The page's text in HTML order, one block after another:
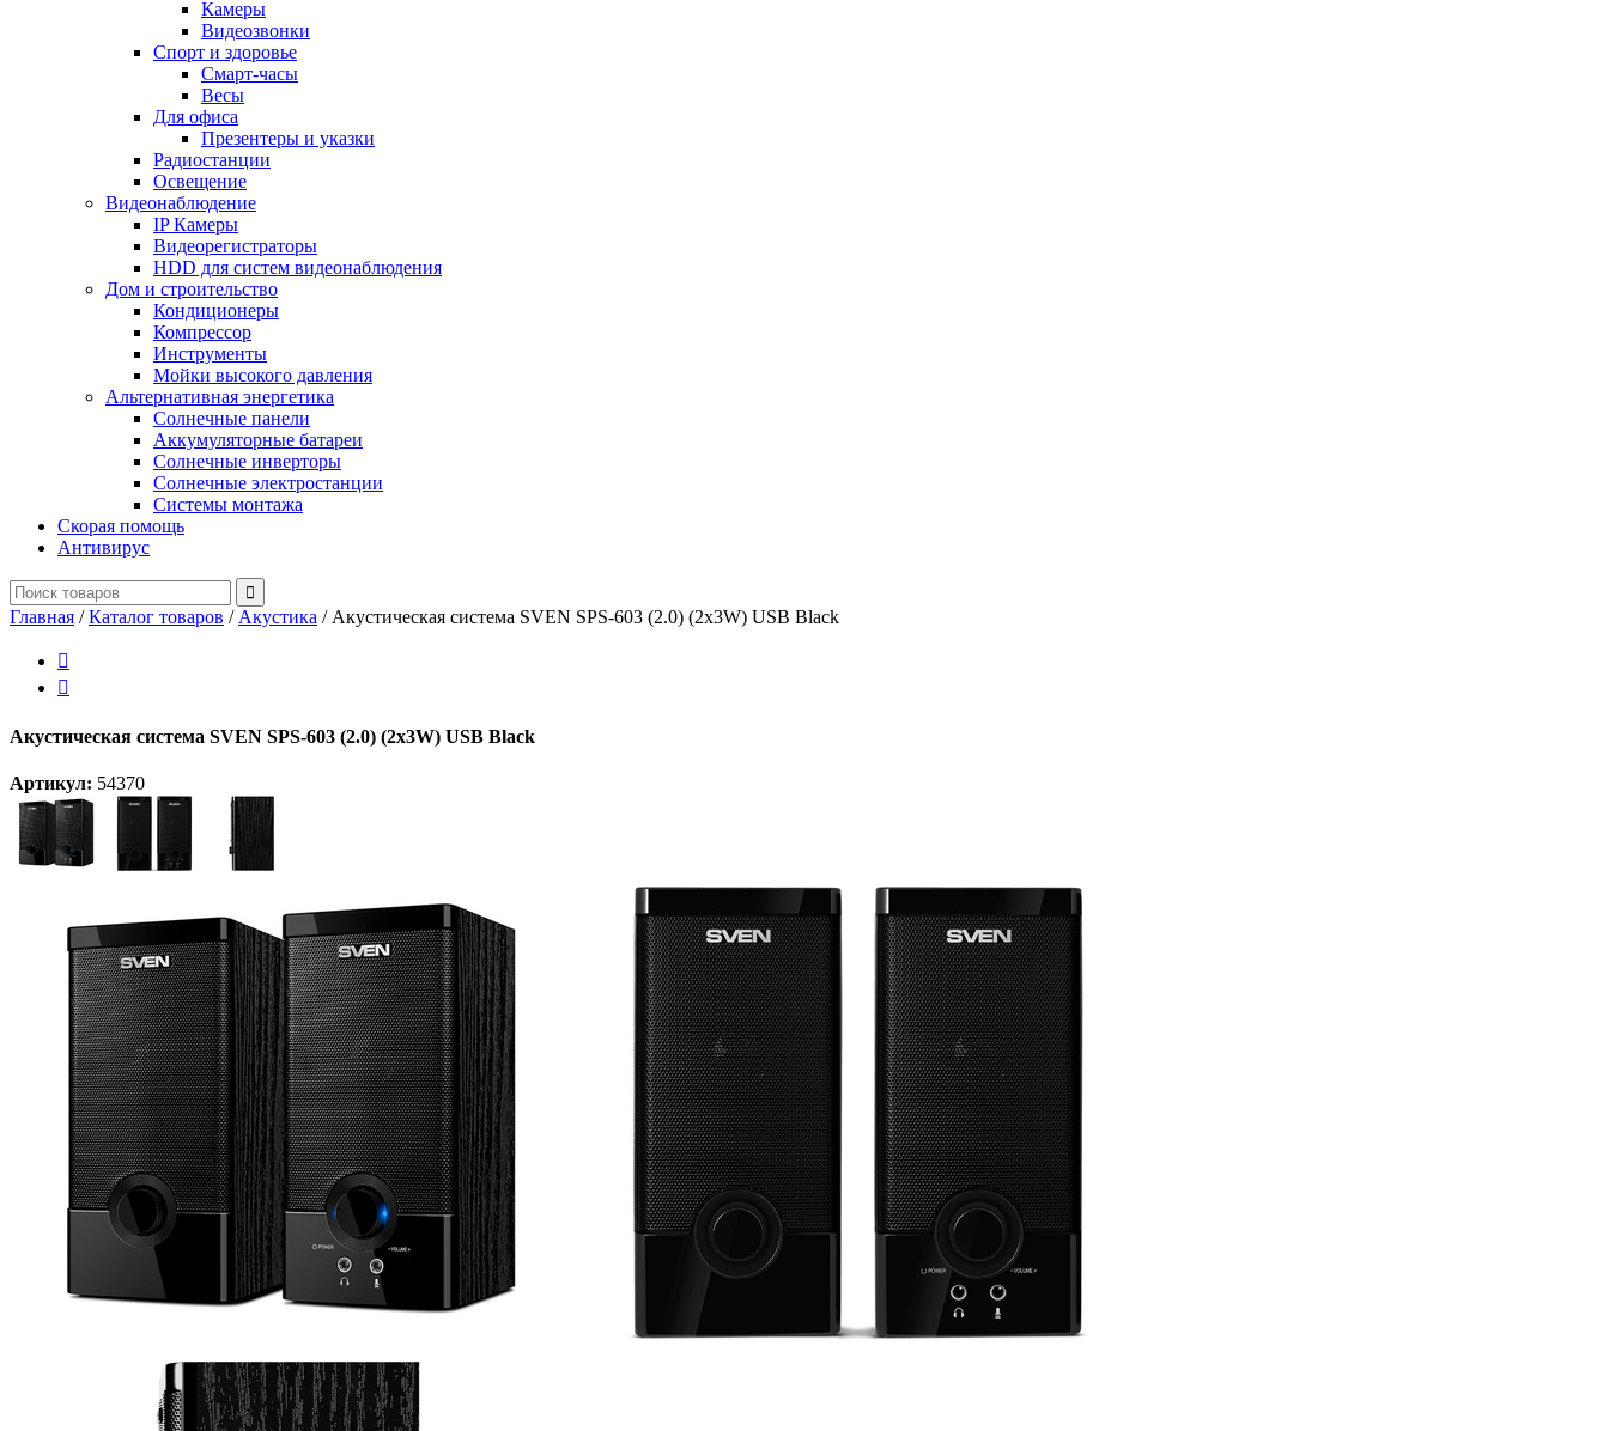
Камеры
Видеозвонки
Спорт и здоровье
Смарт-часы
Весы
Для офиса
Презентеры и указки
Радиостанции
Освещение
Видеонаблюдение
IP Камеры
Видеорегистраторы
HDD для систем видеонаблюдения
Дом и строительство
Кондиционеры
Компрессор
Инструменты
Мойки высокого давления
Альтернативная энергетика
Солнечные панели
Аккумуляторные батареи
Солнечные инверторы
Солнечные электростанции
Системы монтажа
Скорая помощь
Антивирус
Главная /Каталог товаров / Акустика / Акустическая система SVEN SPS-603 (2.0) (2x3W) USB Black


Акустическая система SVEN SPS-603 (2.0) (2x3W) USB Black
Артикул: 54370